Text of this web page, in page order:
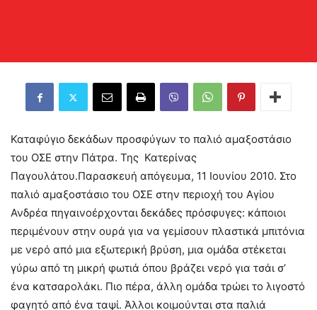
Καταφύγιο δεκάδων προσφύγων το παλιό αμαξοστάσιο
του ΟΣΕ στην Πάτρα. Της Κατερίνας
Παγουλάτου.Παρασκευή απόγευμα, 11 Ιουνίου 2010. Στο
παλιό αμαξοστάσιο του ΟΣΕ στην περιοχή του Αγίου
Ανδρέα πηγαινοέρχονται δεκάδες πρόσφυγες: κάποιοι
περιμένουν στην ουρά για να γεμίσουν πλαστικά μπιτόνια
με νερό από μια εξωτερική βρύση, μια ομάδα στέκεται
γύρω από τη μικρή φωτιά όπου βράζει νερό για τσάι σ’
ένα κατσαρολάκι. Πιο πέρα, άλλη ομάδα τρώει το λιγοστό
φαγητό από ένα ταψί. Άλλοι κοιμούνται στα παλιά